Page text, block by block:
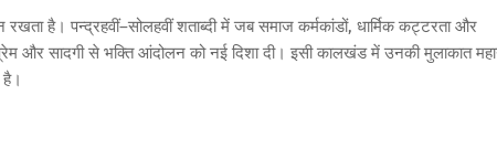
रखता है। पन्द्रहवीं–सोलहवीं शताब्दी में जब समाज कर्मकांडों, धार्मिक कट्टरता और
और सादगी से भक्ति आंदोलन को नई दिशा दी। इसी कालखंड में उनकी मुलाकात
है।